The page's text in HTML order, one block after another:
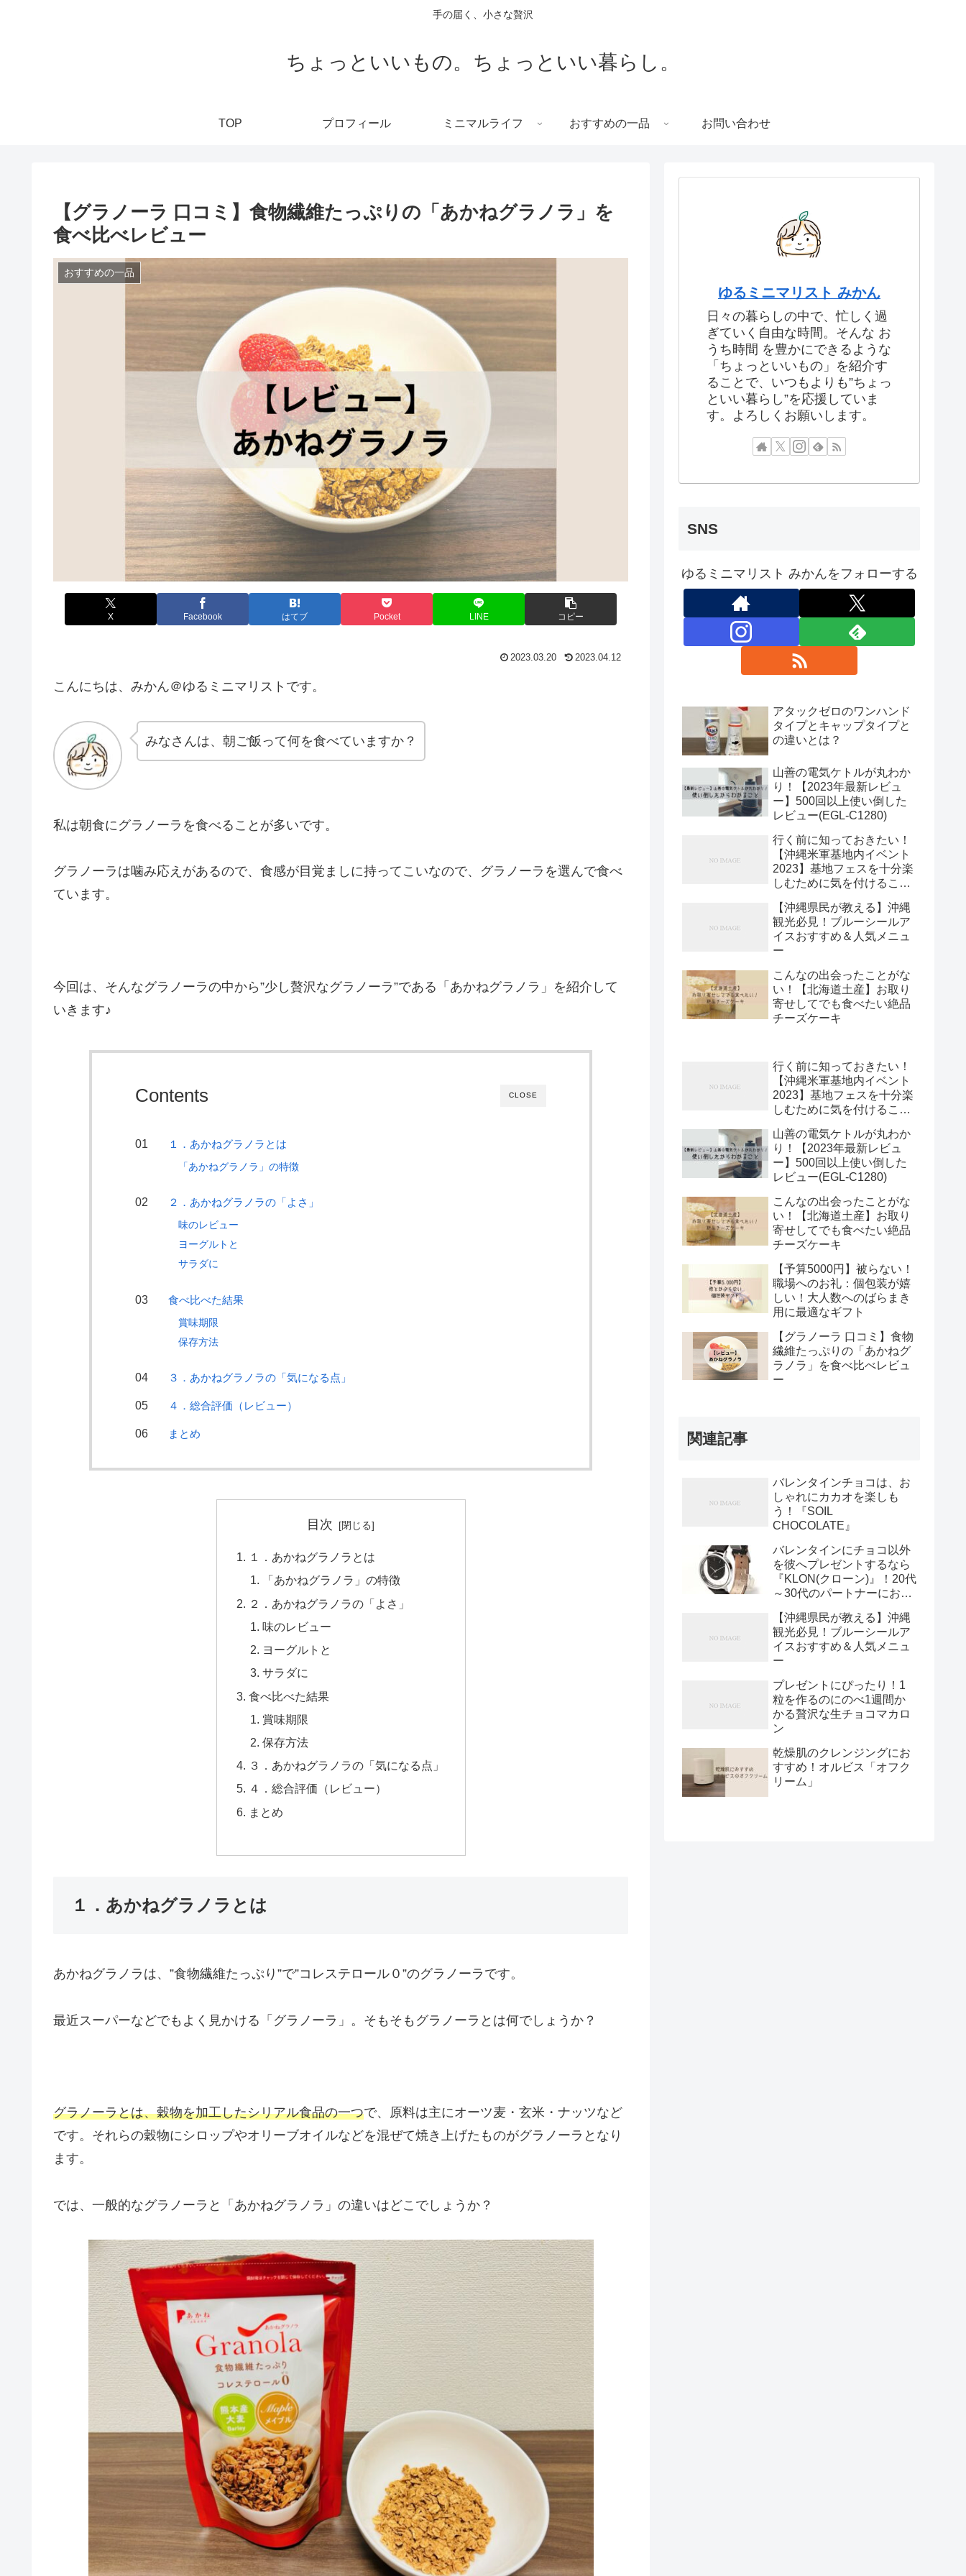
手の届く、小さな贅沢
ちょっといいもの。ちょっといい暮らし。
TOP プロフィール ミニマルライフ おすすめの一品 お問い合わせ
【グラノーラ 口コミ】食物繊維たっぷりの「あかねグラノラ」を
食べ比べレビュー
おすすめの一品
X Facebook はてブ Pocket LINE コピー
2023.03.20 2023.04.12
こんにちは、みかん＠ゆるミニマリストです。
みなさんは、朝ご飯って何を食べていますか？
私は朝食にグラノーラを食べることが多いです。
グラノーラは噛み応えがあるので、食感が目覚ましに持ってこいなので、グラノーラを選んで食べ
ています。
今回は、そんなグラノーラの中から”少し贅沢なグラノーラ”である「あかねグラノラ」を紹介して
いきます♪
CLOSE
Contents
１．あかねグラノラとは
「あかねグラノラ」の特徴
２．あかねグラノラの「よさ」
味のレビュー
ヨーグルトと
サラダに
食べ比べた結果
賞味期限
保存方法
３．あかねグラノラの「気になる点」
４．総合評価（レビュー）
まとめ
目次
１．あかねグラノラとは
「あかねグラノラ」の特徴
２．あかねグラノラの「よさ」
味のレビュー
ヨーグルトと
サラダに
食べ比べた結果
賞味期限
保存方法
３．あかねグラノラの「気になる点」
４．総合評価（レビュー）
まとめ
１．あかねグラノラとは
あかねグラノラは、”食物繊維たっぷり”で”コレステロール０”のグラノーラです。
最近スーパーなどでもよく見かける「グラノーラ」。そもそもグラノーラとは何でしょうか？
グラノーラとは、穀物を加工したシリアル食品の一つで、原料は主にオーツ麦・玄米・ナッツなど
です。それらの穀物にシロップやオリーブオイルなどを混ぜて焼き上げたものがグラノーラとなり
ます。
では、一般的なグラノーラと「あかねグラノラ」の違いはどこでしょうか？
ゆるミニマリスト みかん
日々の暮らしの中で、忙しく過
ぎていく自由な時間。そんな お
うち時間 を豊かにできるような
「ちょっといいもの」を紹介す
ることで、いつもよりも”ちょっ
といい暮らし”を応援していま
す。よろしくお願いします。
SNS
ゆるミニマリスト みかんをフォローする
アタックゼロのワンハンド
タイプとキャップタイプと
の違いとは？
山善の電気ケトルが丸わか
り！【2023年最新レビュ
ー】500回以上使い倒した
レビュー(EGL-C1280)
行く前に知っておきたい！
【沖縄米軍基地内イベント
2023】基地フェスを十分楽
しむために気を付けること
【沖縄県民が教える】沖縄
観光必見！ブルーシールア
イスおすすめ＆人気メニュ
ー
こんなの出会ったことがな
い！【北海道土産】お取り
寄せしてでも食べたい絶品
チーズケーキ
行く前に知っておきたい！
【沖縄米軍基地内イベント
2023】基地フェスを十分楽
しむために気を付けること
山善の電気ケトルが丸わか
り！【2023年最新レビュ
ー】500回以上使い倒した
レビュー(EGL-C1280)
こんなの出会ったことがな
い！【北海道土産】お取り
寄せしてでも食べたい絶品
チーズケーキ
【予算5000円】被らない！
職場へのお礼：個包装が嬉
しい！大人数へのばらまき
用に最適なギフト
【グラノーラ 口コミ】食物
繊維たっぷりの「あかねグ
ラノラ」を食べ比べレビュ
ー
関連記事
バレンタインチョコは、お
しゃれにカカオを楽しも
う！『SOIL
CHOCOLATE』
バレンタインにチョコ以外
を彼へプレゼントするなら
『KLON(クローン)』！20代
～30代のパートナーにおす
【沖縄県民が教える】沖縄
観光必見！ブルーシールア
イスおすすめ＆人気メニュ
ー
プレゼントにぴったり！1
粒を作るのにのべ1週間か
かる贅沢な生チョコマカロ
ン
乾燥肌のクレンジングにお
すすめ！オルビス「オフク
リーム」